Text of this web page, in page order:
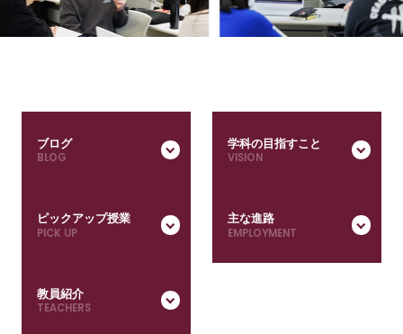
ブログ 学科の目指すこと
ピックアップ授業 主な進路
教員紹介